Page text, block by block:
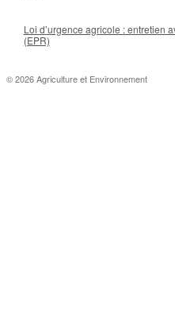
Loi d’urgence agricole : entretien
(EPR)
© 2026 Agriculture et Environnement